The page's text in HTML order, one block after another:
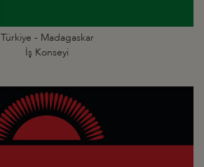
Türkiye - Madagaskar
İş Konseyi